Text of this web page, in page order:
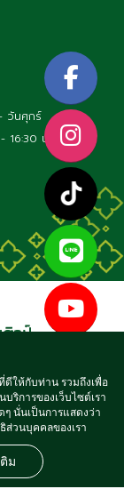
วันศุกร์
16:30 น.
OF FINE
4 1
ดีให้กับท่าน รวมถึงเพื่อ
ริการของเว็บไซต์เรา
นั่นเป็นการแสดงว่า
วนบุคคลของเรา
ม